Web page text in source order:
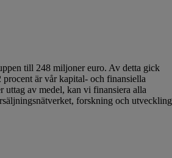
till 248 miljoner euro. Av detta gick
är vår kapital- och finansiella
uttag av medel, kan vi finansiera alla
forskning och utveckling